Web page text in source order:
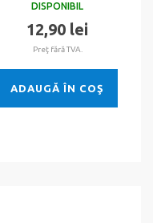
DISPONIBIL
12,90 lei
Preţ fără TVA.
ADAUGĂ ÎN COŞ